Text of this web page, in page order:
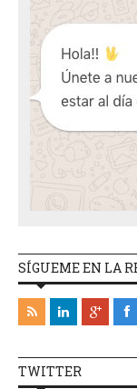
SÍGUEME EN LA
TWITTER